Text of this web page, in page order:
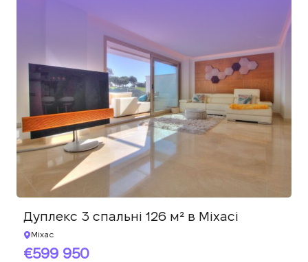
Дуплекс 3 спальні 126 м² в Міхасі
Міхас
599 950